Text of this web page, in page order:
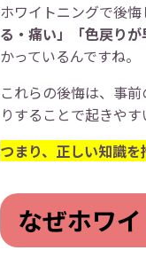
ホワイトニングで後悔
る・痛い」「色戻りが
かっているんですね。
これらの後悔は、事
りすることで起きやす
つまり、正しい知識
なぜホワ